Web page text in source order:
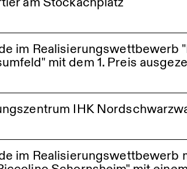
im Realisierungswettbewerb
mit dem 1. Preis
IHK
im Realisierungswettbewerb